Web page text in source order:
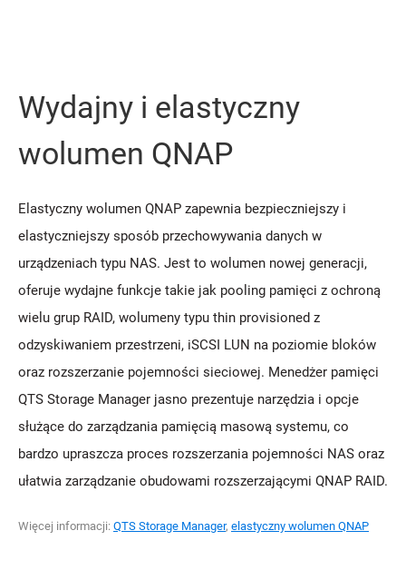
Wydajny i elastyczny
wolumen QNAP
Elastyczny wolumen QNAP zapewnia bezpieczniejszy i
elastyczniejszy sposób przechowywania danych w
urządzeniach typu NAS. Jest to wolumen nowej generacji,
oferuje wydajne funkcje takie jak pooling pamięci z ochroną
wielu grup RAID, wolumeny typu thin provisioned z
odzyskiwaniem przestrzeni, iSCSI LUN na poziomie bloków
oraz rozszerzanie pojemności sieciowej. Menedżer pamięci
QTS Storage Manager jasno prezentuje narzędzia i opcje
służące do zarządzania pamięcią masową systemu, co
bardzo upraszcza proces rozszerzania pojemności NAS oraz
ułatwia zarządzanie obudowami rozszerzającymi QNAP RAID.
Więcej informacji: QTS Storage Manager, elastyczny wolumen QNAP